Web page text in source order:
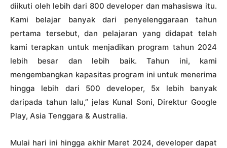
diikuti oleh lebih dari 800 developer dan mahasiswa itu.
Kami belajar banyak dari penyelenggaraan tahun
pertama tersebut, dan pelajaran yang didapat telah
kami terapkan untuk menjadikan program tahun 2024
lebih besar dan lebih baik. Tahun ini, kami
mengembangkan kapasitas program ini untuk menerima
hingga lebih dari 500 developer, 5x lebih banyak
daripada tahun lalu,” jelas Kunal Soni, Direktur Google
Play, Asia Tenggara & Australia.
Mulai hari ini hingga akhir Maret 2024, developer dapat